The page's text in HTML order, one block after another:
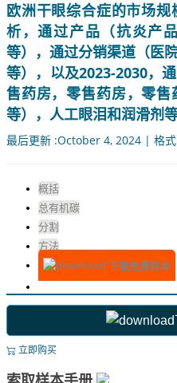
欧洲干眼综合症的市场
析，通过产品（抗炎产
等），通过分销渠道（医
等），以及2023-2030，
售药房，零售药房，零
等），人工眼泪和润滑剂等
最后更新 :October 4, 2024 | 格
概括
总有机碳
分割
方法
下载免费样本
立即购买